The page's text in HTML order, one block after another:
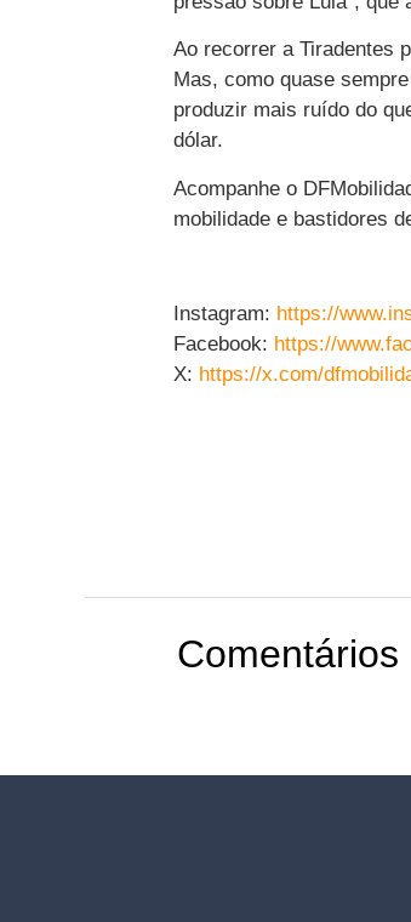
Ao recorrer a Tiradentes
Mas, como quase
produzir mais ruído do
dólar.
Acompanhe o
mobilidade e bastidores
Instagram: https://
Facebook: https://
X: https://x.com/
Comentários